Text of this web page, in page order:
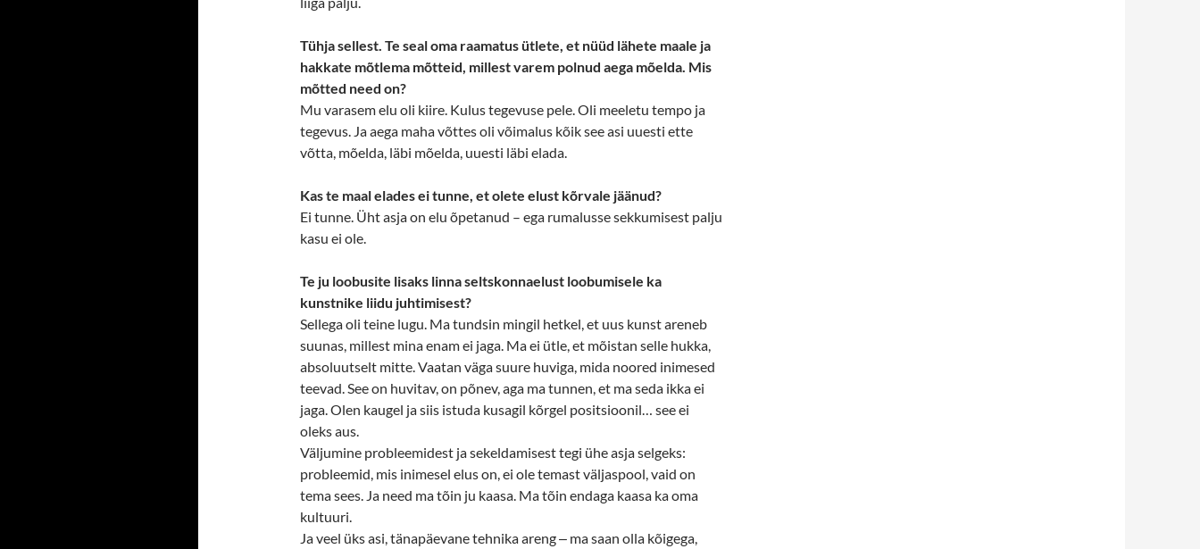
Tühja sellest. Te seal oma raamatus ütlete, et nüüd lähete maale ja
hakkate mõtlema mõtteid, millest varem polnud aega mõelda. Mis
mõtted need on?
Mu varasem elu oli kiire. Kulus tegevuse pele. Oli meeletu tempo ja
tegevus. Ja aega maha võttes oli võimalus kõik see asi uuesti ette
võtta, mõelda, läbi mõelda, uuesti läbi elada.
Kas te maal elades ei tunne, et olete elust kõrvale jäänud?
Ei tunne. Üht asja on elu õpetanud – ega rumalusse sekkumisest palju
kasu ei ole.
Te ju loobusite lisaks linna seltskonnaelust loobumisele ka
kunstnike liidu juhtimisest?
Sellega oli teine lugu. Ma tundsin mingil hetkel, et uus kunst areneb
suunas, millest mina enam ei jaga. Ma ei ütle, et mõistan selle hukka,
absoluutselt mitte. Vaatan väga suure huviga, mida noored inimesed
teevad. See on huvitav, on põnev, aga ma tunnen, et ma seda ikka ei
jaga. Olen kaugel ja siis istuda kusagil kõrgel positsioonil… see ei
oleks aus.
Väljumine probleemidest ja sekeldamisest tegi ühe asja selgeks:
probleemid, mis inimesel elus on, ei ole temast väljaspool, vaid on
tema sees. Ja need ma tõin ju kaasa. Ma tõin endaga kaasa ka oma
kultuuri.
Ja veel üks asi, tänapäevane tehnika areng ‒ ma saan olla kõigega,